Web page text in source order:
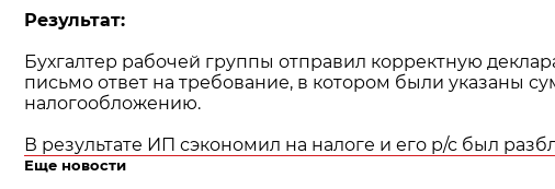
Результат:
Бухгалтер рабочей группы отправил корректную
письмо ответ на требование, в котором были указаны
налогообложению.
В результате ИП сэкономил на налоге и его р/с был
Еще новости